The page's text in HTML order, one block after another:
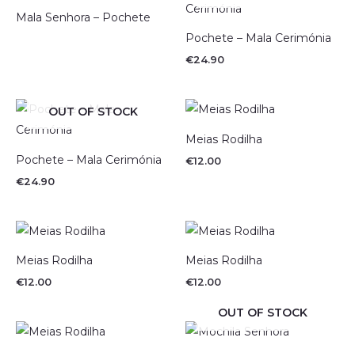
Mala Senhora – Pochete
Pochete – Mala Cerimónia
€24.90
OUT OF STOCK
Pochete – Mala Cerimónia
€24.90
Meias Rodilha
€12.00
Meias Rodilha
€12.00
Meias Rodilha
€12.00
OUT OF STOCK